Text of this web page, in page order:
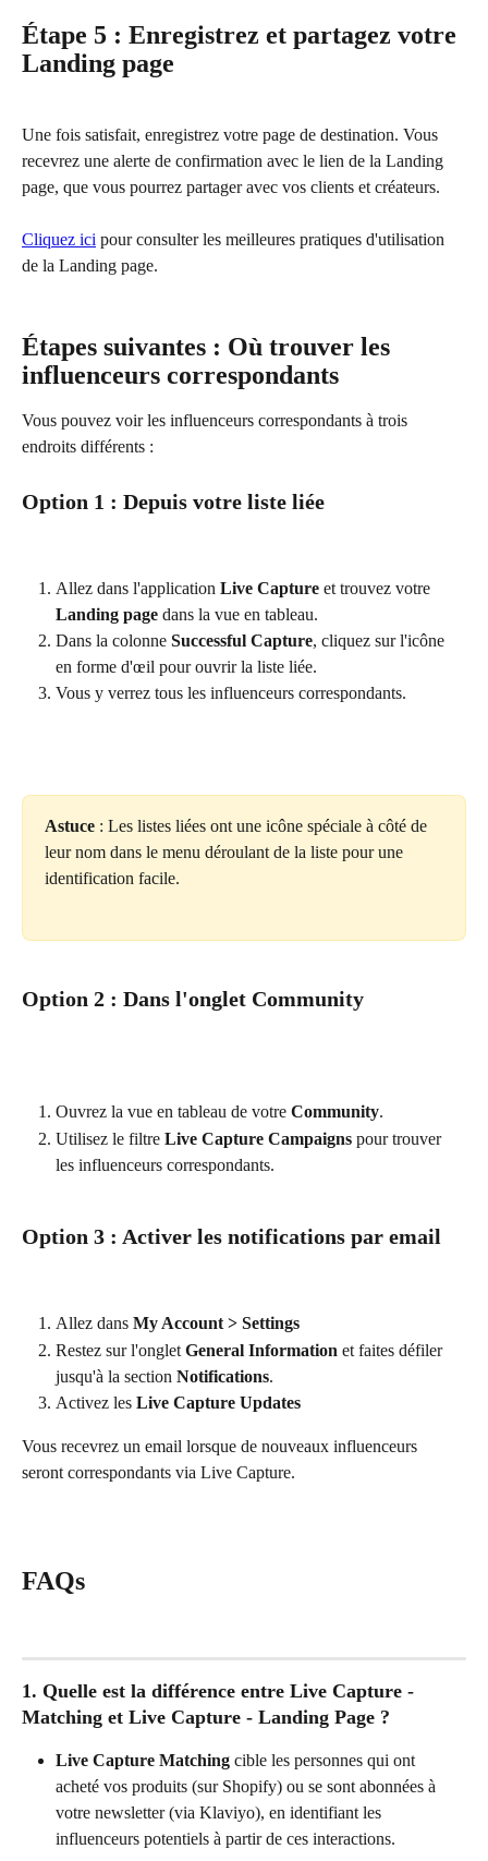
Étape 5 : Enregistrez et partagez votre
Landing page
Une fois satisfait, enregistrez votre page de destination. Vous
recevrez une alerte de confirmation avec le lien de la Landing
page, que vous pourrez partager avec vos clients et créateurs.
Cliquez ici pour consulter les meilleures pratiques d'utilisation
de la Landing page.
Étapes suivantes : Où trouver les
influenceurs correspondants
Vous pouvez voir les influenceurs correspondants à trois
endroits différents :
Option 1 : Depuis votre liste liée
Allez dans l'application Live Capture et trouvez votre
Landing page dans la vue en tableau.
Dans la colonne Successful Capture, cliquez sur l'icône
en forme d'œil pour ouvrir la liste liée.
Vous y verrez tous les influenceurs correspondants.
Astuce : Les listes liées ont une icône spéciale à côté de
leur nom dans le menu déroulant de la liste pour une
identification facile.
Option 2 : Dans l'onglet Community
Ouvrez la vue en tableau de votre Community.
Utilisez le filtre Live Capture Campaigns pour trouver
les influenceurs correspondants.
Option 3 : Activer les notifications par email
Allez dans My Account > Settings
Restez sur l'onglet General Information et faites défiler
jusqu'à la section Notifications.
Activez les Live Capture Updates
Vous recevrez un email lorsque de nouveaux influenceurs
seront correspondants via Live Capture.
FAQs
1. Quelle est la différence entre Live Capture -
Matching et Live Capture - Landing Page ?
Live Capture Matching cible les personnes qui ont
acheté vos produits (sur Shopify) ou se sont abonnées à
votre newsletter (via Klaviyo), en identifiant les
influenceurs potentiels à partir de ces interactions.